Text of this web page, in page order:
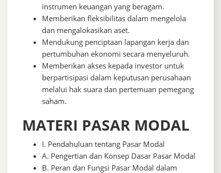
instrumen keuangan yang beragam.
Memberikan fleksibilitas dalam mengelola
dan mengalokasikan aset.
Mendukung penciptaan lapangan kerja dan
pertumbuhan ekonomi secara menyeluruh.
Memberikan akses kepada investor untuk
berpartisipasi dalam keputusan perusahaan
melalui hak suara dan pertemuan pemegang
saham.
MATERI PASAR MODAL
I. Pendahuluan tentang Pasar Modal
A. Pengertian dan Konsep Dasar Pasar Modal
B. Peran dan Fungsi Pasar Modal dalam